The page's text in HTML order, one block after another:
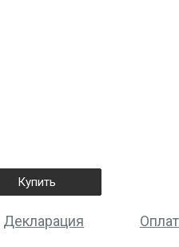
Купить
Декларация